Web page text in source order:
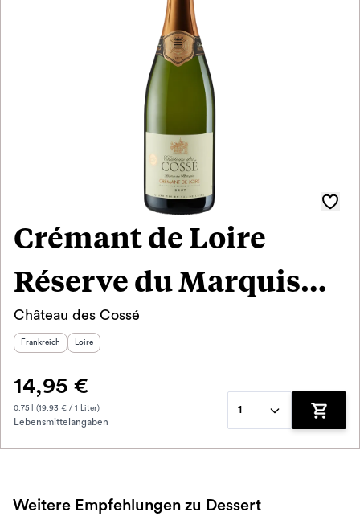
Crémant de Loire
Réserve du Marquis
Brut 2022
Château des Cossé
Herkunftsland
Frankreich Herkunftsregion
Loire
14,95 €
0.75 l (19.93 € / 1 Liter)
Lebensmittelangaben
1
Zum
Weitere Empfehlungen zu Dessert